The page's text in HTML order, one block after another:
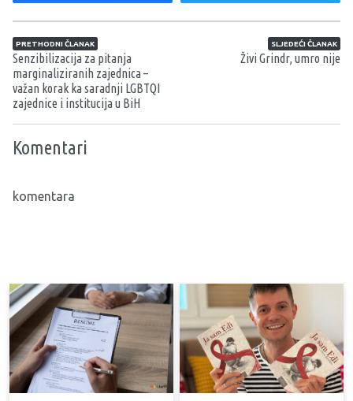
Navigacija članaka
PRETHODNI ČLANAK
Senzibilizacija za pitanja
marginaliziranih zajednica –
važan korak ka saradnji LGBTQI
zajednice i institucija u BiH
SLJEDEĆI ČLANAK
Živi Grindr, umro nije
Komentari
komentara